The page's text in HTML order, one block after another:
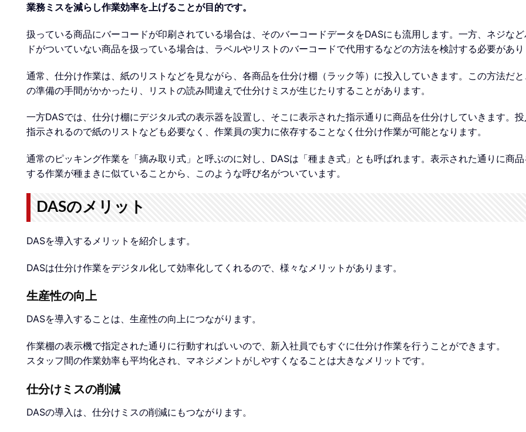
業務ミスを減らし作業効率を上げることが目的です。
扱っている商品にバーコードが印刷されている場合は、そのバーコードデータをDASにも流用します。一方、ネジな
ドがついていない商品を扱っている場合は、ラベルやリストのバーコードで代用するなどの方法を検討する必要があ
通常、仕分け作業は、紙のリストなどを見ながら、各商品を仕分け棚（ラック等）に投入していきます。この方法だ
の準備の手間がかかったり、リストの読み間違えで仕分けミスが生じたりすることがあります。
一方DASでは、仕分け棚にデジタル式の表示器を設置し、そこに表示された指示通りに商品を仕分けしていきます。
指示されるので紙のリストなども必要なく、作業員の実力に依存することなく仕分け作業が可能となります。
通常のピッキング作業を「摘み取り式」と呼ぶのに対し、DASは「種まき式」とも呼ばれます。表示された通りに商
する作業が種まきに似ていることから、このような呼び名がついています。
DASのメリット
DASを導入するメリットを紹介します。
DASは仕分け作業をデジタル化して効率化してくれるので、様々なメリットがあります。
生産性の向上
DASを導入することは、生産性の向上につながります。
作業棚の表示機で指定された通りに行動すればいいので、新入社員でもすぐに仕分け作業を行うことができます。
スタッフ間の作業効率も平均化され、マネジメントがしやすくなることは大きなメリットです。
仕分けミスの削減
DASの導入は、仕分けミスの削減にもつながります。